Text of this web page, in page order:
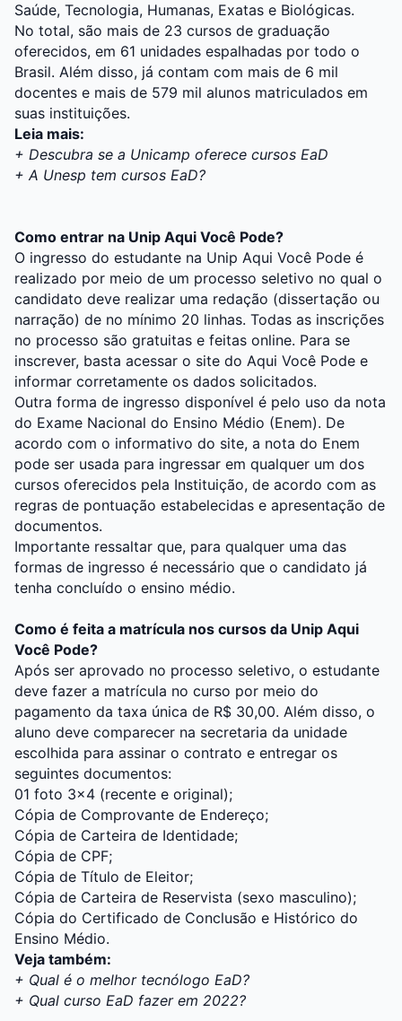
Saúde, Tecnologia, Humanas, Exatas e Biológicas.
No total, são mais de 23 cursos de graduação
oferecidos, em 61 unidades espalhadas por todo o
Brasil. Além disso, já contam com mais de 6 mil
docentes e mais de 579 mil alunos matriculados em
suas instituições.
Leia mais:
+ Descubra se a Unicamp oferece cursos EaD
+A Unesp tem cursos EaD?
Como entrar na Unip Aqui Você Pode?
O ingresso do estudante na Unip Aqui Você Pode é
realizado por meio de um processo seletivo no qual o
candidato deve realizar uma redação (dissertação ou
narração) de no mínimo 20 linhas. Todas as inscrições
no processo são gratuitas e feitas online. Para se
inscrever, basta acessar o site do Aqui Você Pode e
informar corretamente os dados solicitados.
Outra forma de ingresso disponível é pelo uso da nota
do Exame Nacional do Ensino Médio (Enem). De
acordo com o informativo do site, a nota do Enem
pode ser usada para ingressar em qualquer um dos
cursos oferecidos pela Instituição, de acordo com as
regras de pontuação estabelecidas e apresentação de
documentos.
Importante ressaltar que, para qualquer uma das
formas de ingresso é necessário que o candidato já
tenha concluído o ensino médio.
Como é feita a matrícula nos cursos da Unip Aqui
Você Pode?
Após ser aprovado no processo seletivo, o estudante
deve fazer a matrícula no curso por meio do
pagamento da taxa única de R$ 30,00. Além disso, o
aluno deve comparecer na secretaria da unidade
escolhida para assinar o contrato e entregar os
seguintes documentos:
01 foto 3×4 (recente e original);
Cópia de Comprovante de Endereço;
Cópia de Carteira de Identidade;
Cópia de CPF;
Cópia de Título de Eleitor;
Cópia de Carteira de Reservista (sexo masculino);
Cópia do Certificado de Conclusão e Histórico do
Ensino Médio.
Veja também:
+ Qual é o melhor tecnólogo EaD?
+ Qual curso EaD fazer em 2022?